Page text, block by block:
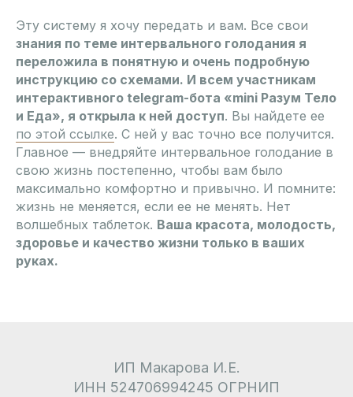
Эту систему я хочу передать и вам. Все свои
знания по теме интервального голодания я
переложила в понятную и очень подробную
инструкцию со схемами. И всем участникам
интерактивного telegram-бота «mini Раз ум Тело
и Еда», я открыла к ней доступ. Вы найдете ее
по этой ссылке. С ней у вас точно все получится.
Главное — внедряйте интервальное голодание в
свою жизнь постепенно, чтобы вам было
максимально комфортно и привычно. И помните:
жизнь не меняется, если ее не менять. Нет
волшебных таблеток. Ваша красота, молодость,
здоровье и качество жизни только в ваших
руках.
ИП Макарова И.Е.
ИНН 524706994245 ОГРНИП